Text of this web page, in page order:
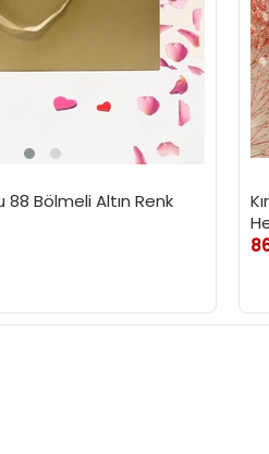
Bölmeli Altın Renk